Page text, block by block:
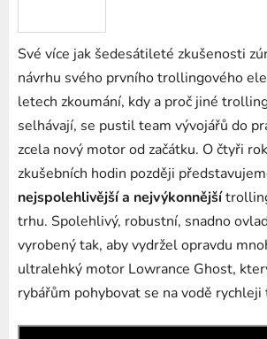
Své více jak šedesátileté zkušenosti
návrhu svého prvního trollingového
letech zkoumání, kdy a proč jiné
selhávají, se pustil team vývojářů do
zcela nový motor od začátku. O čtyři
zkušebních hodin později
nejspolehlivější a nejvýkonnější
trhu. Spolehlivý, robustní, snadno
vyrobený tak, aby vydržel opravdu
ultralehký motor Lowrance Ghost,
rybářům pohybovat se na vodě